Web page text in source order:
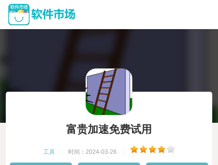
富贵加速免费试用
工具 时间：2024-03-26